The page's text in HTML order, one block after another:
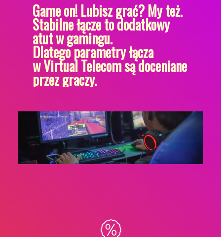
Game on! Lubisz grać? My też.
Stabilne łącze to dodatkowy
atut w gamingu.
Dlatego parametry łącza
w Virtual Telecom są doceniane
przez graczy.
małe opóźnienia i szybki czas